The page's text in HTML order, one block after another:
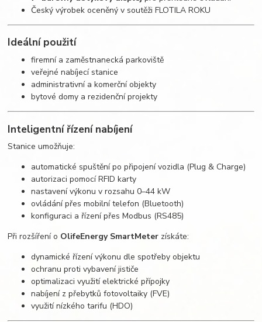
Český výrobek oceněný v soutěži FLOTILA ROKU
Ideální použití
firemní a zaměstnanecká parkoviště
veřejné nabíjecí stanice
administrativní a komerční objekty
bytové domy a rezidenční projekty
Inteligentní řízení nabíjení
Stanice umožňuje:
automatické spuštění po připojení vozidla (Plug & Charge)
autorizaci pomocí RFID karty
nastavení výkonu v rozsahu 0–44 kW
ovládání přes mobilní telefon (Bluetooth)
konfiguraci a řízení přes Modbus (RS485)
Při rozšíření o OlifeEnergy SmartMeter získáte:
dynamické řízení výkonu dle spotřeby objektu
ochranu proti vybavení jističe
optimalizaci využití elektrické přípojky
nabíjení z přebytků fotovoltaiky (FVE)
využití nízkého tarifu (HDO)